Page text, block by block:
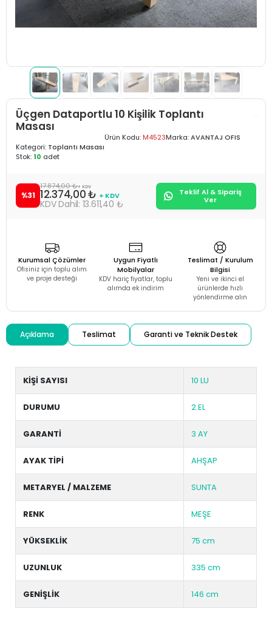
Üçgen Dataportlu 10 Kişilik Toplantı
Masası
Kategori: Toplantı Masası
Ürün Kodu: M4523Marka:AVANTAJ OFIS
Stok: 10 adet
%31
17.874,00 ₺+ KDV
12.374,00 ₺ + KDV
13.611,40 ₺
Teklif Al & Sipariş
Ver
Kurumsal Çözümler
Ofisiniz için toplu alım
ve proje desteği
Uygun Fiyatlı
Mobilyalar
KDV hariç fiyatlar, toplu
alımda ek indirim
Teslimat / Kurulum
Bilgisi
Yeni ve ikinci el
ürünlerde hızlı
yönlendirme alın
Açıklama Teslimat Garanti ve Teknik Destek
KİŞİ SAYISI 10 LU
DURUMU 2.EL
GARANTİ 3 AY
AYAK TİPİ AHŞAP
METARYEL / MALZEME SUNTA
RENK MEŞE
YÜKSEKLİK 75 cm
UZUNLUK 335 cm
GENİŞLİK 146 cm